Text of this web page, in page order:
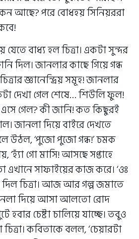
কেন আছে? পরে বোধহয় সিনিয়ররা
বাধ্য হল চিত্রা। একটা সুন্দর
দিল। জানলার কাছে গিয়ে গন্ধ
জ্ঞানেন্দ্রিয় সমূহ! জানলার
দেখা গেল শেষে… শিউলি ফুল!
গেল? কী জানি! কত কিছুরই
জানলা দিয়ে বাইরে দেখতে
উঠল, ‘পুজো পুজো গন্ধ!’ চমক
গো মাসি! আসছে সপ্তাহে
এখানে সাফাইয়ের কাজ করে। ‘ওঃ
চিত্রা। আজ আর গল্প জমাতে
দিয়ে আসা আলতো রোদ
চেষ্টা চালিয়ে যাচ্ছে। তবুও
কবিতাকে বলল, ‘চেয়ারটা